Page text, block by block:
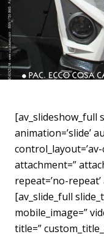
[av_slideshow_full
animation=’slide’
attachment=”
repeat=’no-repeat’
[av_slide_full
mobile_image=”
title=”